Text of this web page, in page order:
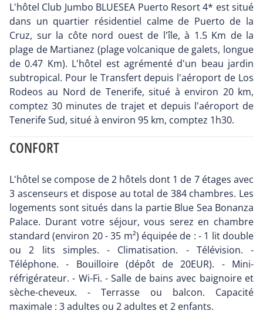
L'hôtel Club Jumbo BLUESEA Puerto Resort 4* est situé
dans un quartier résidentiel calme de Puerto de la
Cruz, sur la côte nord ouest de l'île, à 1.5 Km de la
plage de Martianez (plage volcanique de galets, longue
de 0.47 Km). L'hôtel est agrémenté d'un beau jardin
subtropical. Pour le Transfert depuis l'aéroport de Los
Rodeos au Nord de Tenerife, situé à environ 20 km,
comptez 30 minutes de trajet et depuis l'aéroport de
Tenerife Sud, situé à environ 95 km, comptez 1h30.
CONFORT
L'hôtel se compose de 2 hôtels dont 1 de 7 étages avec
3 ascenseurs et dispose au total de 384 chambres. Les
logements sont situés dans la partie Blue Sea Bonanza
Palace. Durant votre séjour, vous serez en chambre
standard (environ 20 - 35 m²) équipée de : - 1 lit double
ou 2 lits simples. - Climatisation. - Télévision. -
Téléphone. - Bouilloire (dépôt de 20EUR). - Mini-
réfrigérateur. - Wi-Fi. - Salle de bains avec baignoire et
sèche-cheveux. - Terrasse ou balcon. Capacité
maximale : 3 adultes ou 2 adultes et 2 enfants.